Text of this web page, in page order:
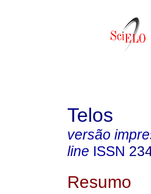
Telos
versão
line ISSN
Resumo